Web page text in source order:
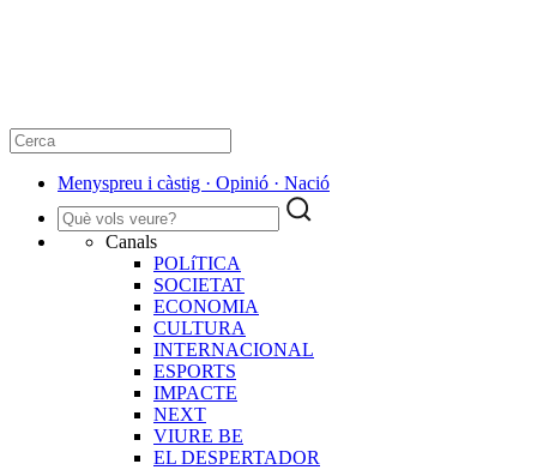
​Menyspreu i càstig · Opinió · Nació
Canals
POLíTICA
SOCIETAT
ECONOMIA
CULTURA
INTERNACIONAL
ESPORTS
IMPACTE
NEXT
VIURE BE
EL DESPERTADOR